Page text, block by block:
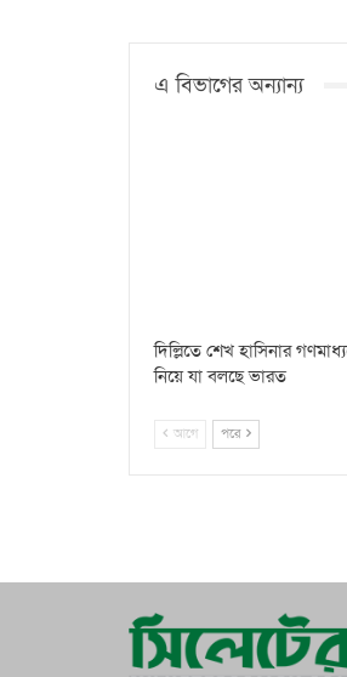
এ বিভাগের অন্যান্য
দিল্লিতে শেখ হাসিনার
নিয়ে যা বলছে ভারত
আগে পরে